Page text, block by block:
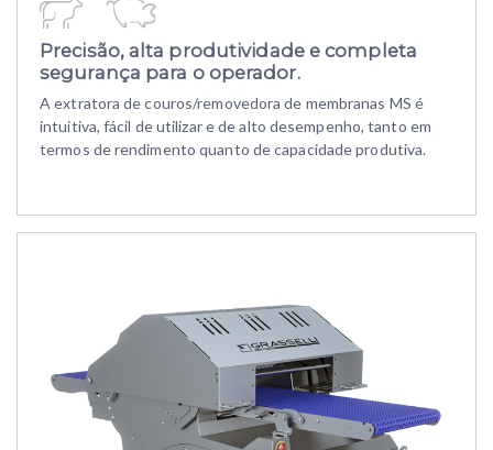
Precisão, alta produtividade e completa
segurança para o operador.
A extratora de couros/removedora de membranas MS é
intuitiva, fácil de utilizar e de alto desempenho, tanto em
termos de rendimento quanto de capacidade produtiva.